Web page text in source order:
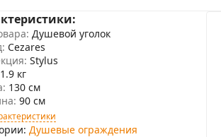
Душевой уголок
Cezares
Stylus
кг
130 см
90 см
Душевые ограждения